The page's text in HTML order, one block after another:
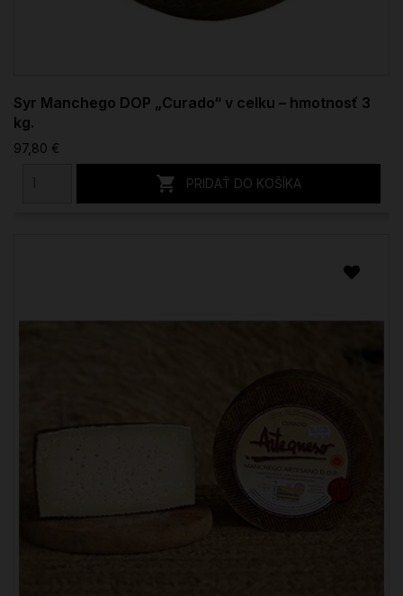
Syr Manchego DOP „Curado“ v celku – hmotnosť 3
kg.
97,80 €
 PRIDAŤ DO KOŠÍKA